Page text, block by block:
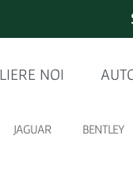
NOI
JAGUAR BENTLEY